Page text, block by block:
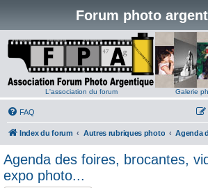
Forum photo
L'association du forum Galerie
FAQ
Index du forum Autres rubriques photo
Agenda des foires, brocantes,
expo photo...